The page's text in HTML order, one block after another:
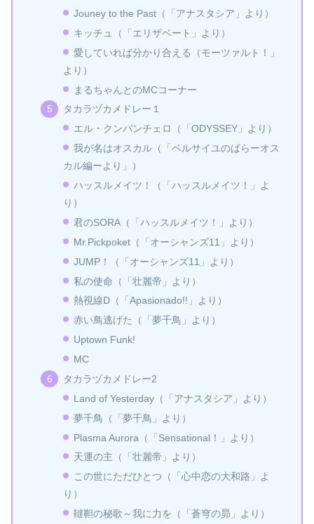
Jouney to the Past（「アナスタシア」より）
キッチュ（「エリザベート」より）
愛していれば分かり合える（モーツァルト！」
より）
まるちゃんとのMCコーナー
タカラヅカメドレー１
エル・クンバンチェロ（「ODYSSEY」より）
我が名はオスカル（「ベルサイユのばらーオス
カル編ーより」）
ハッスルメイツ！（「ハッスルメイツ！」よ
り）
君のSORA（「ハッスルメイツ！」より）
Mr.Pickpoket（「オーシャンズ11」より）
JUMP！（「オーシャンズ11」より）
私の使命（「壮麗帝」より）
熱視線D（「Apasionado!!」より）
赤い鳥逃げた（「夢千鳥」より）
Uptown Funk!
MC
タカラヅカメドレー2
Land of Yesterday（「アナスタシア」より）
夢千鳥（「夢千鳥」より）
Plasma Aurora（「Sensational！」より）
天運の主（「壮麗帝」より）
この世にただひとつ（「心中恋の大和路」よ
り）
韃靼の秘歌～我に力を（「蒼穹の昴」より）